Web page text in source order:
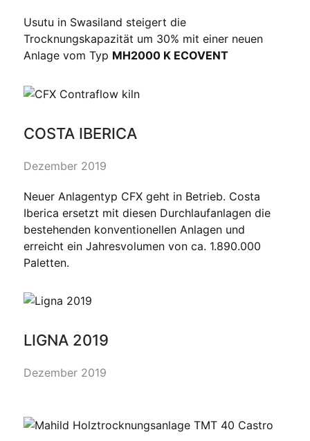
Usutu in Swasiland steigert die
Trocknungskapazität um 30% mit einer neuen
Anlage vom Typ MH2000 K ECOVENT
COSTA IBERICA
Dezember 2019
Neuer Anlagentyp CFX geht in Betrieb. Costa
Iberica ersetzt mit diesen Durchlaufanlagen die
bestehenden konventionellen Anlagen und
erreicht ein Jahresvolumen von ca. 1.890.000
Paletten.
LIGNA 2019
Dezember 2019